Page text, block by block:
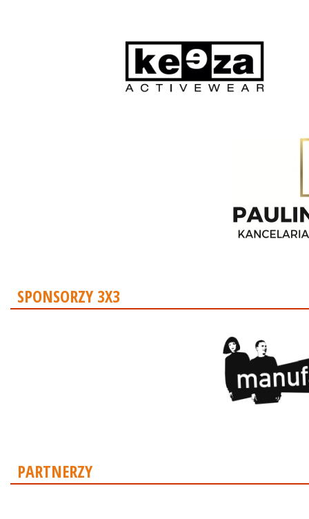
SPONSORZY 3X3
PARTNERZY